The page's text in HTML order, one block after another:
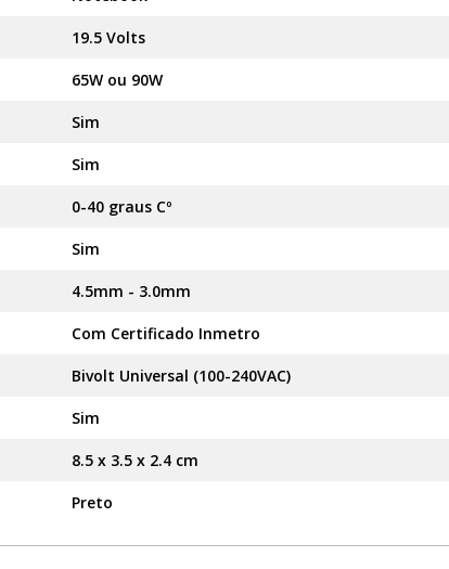
19.5 Volts
65W ou 90W
Sim
Sim
0-40 graus Cº
Sim
4.5mm - 3.0mm
Com Certificado Inmetro
Bivolt Universal (100-240VAC)
Sim
8.5 x 3.5 x 2.4 cm
Preto